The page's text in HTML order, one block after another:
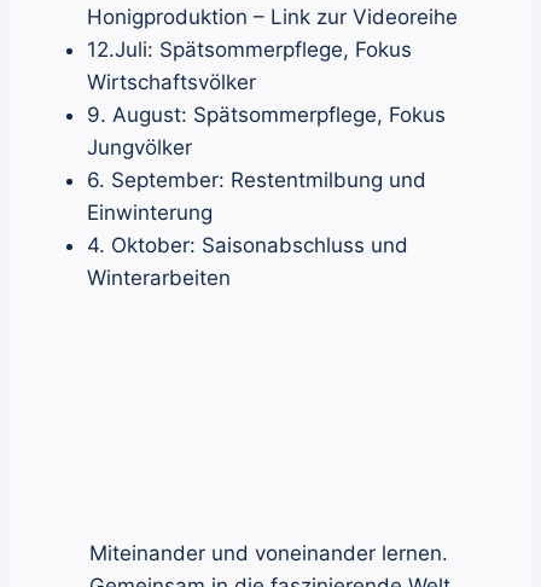
Honigproduktion – Link zur Videoreihe
12.Juli: Spätsommerpflege, Fokus
Wirtschaftsvölker
9. August: Spätsommerpflege, Fokus
Jungvölker
6. September: Restentmilbung und
Einwinterung
4. Oktober: Saisonabschluss und
Winterarbeiten
Miteinander und voneinander lernen.